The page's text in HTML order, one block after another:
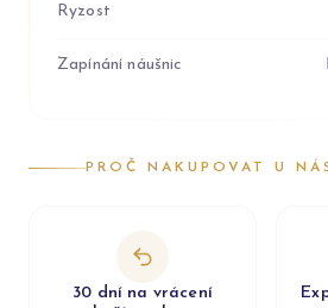
Ryzost
Zapínání náušnic
PROČ NAKUPOVAT U
30 dní na vrácení